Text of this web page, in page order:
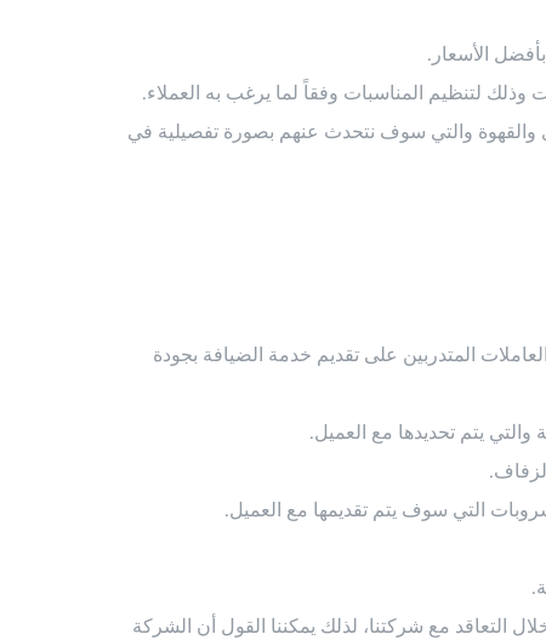
الأسعار.
لتنظيم المناسبات وفقاً لما يرغب به العملاء.
والقهوة والتي سوف نتحدث عنهم بصورة تفصيلية في
المتدربين على تقديم خدمة الضيافة بجودة
والتي يتم تحديدها مع العميل.
التي سوف يتم تقديمها مع العميل.
التعاقد مع شركتنا، لذلك يمكننا القول أن الشركة